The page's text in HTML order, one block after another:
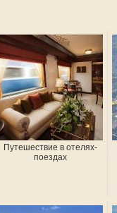
Путешествие в отелях-
поездах